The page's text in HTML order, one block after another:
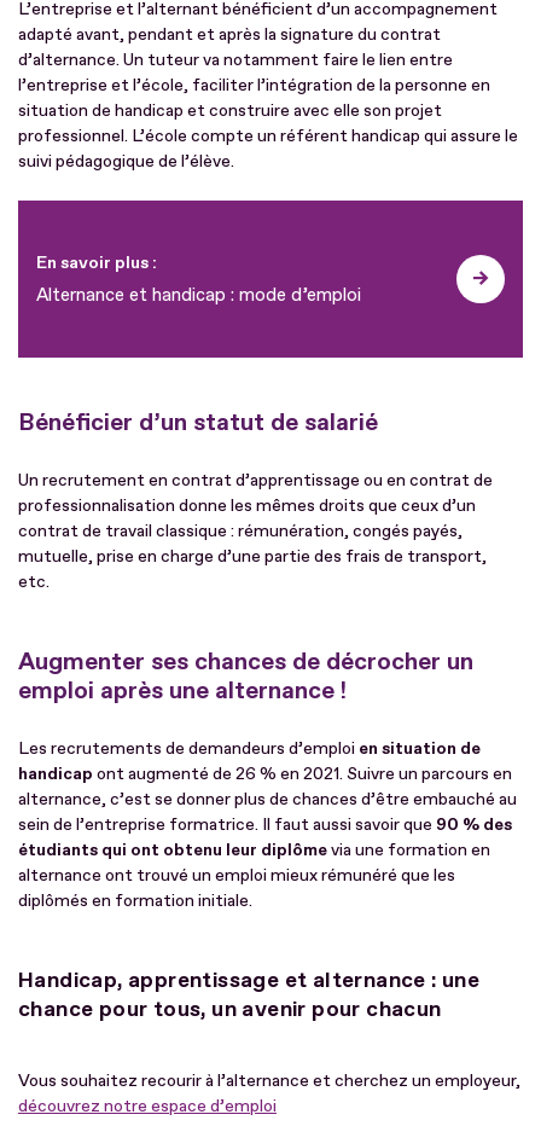
L’entreprise et l’alternant bénéficient d’un accompagnement
adapté avant, pendant et après la signature du contrat
d’alternance. Un tuteur va notamment faire le lien entre
l’entreprise et l’école, faciliter l’intégration de la personne en
situation de handicap et construire avec elle son projet
professionnel. L’école compte un référent handicap qui assure le
suivi pédagogique de l’élève.
En savoir plus :
Alternance et handicap : mode d’emploi
Bénéficier d’un statut de salarié
Un recrutement en contrat d’apprentissage ou en contrat de
professionnalisation donne les mêmes droits que ceux d’un
contrat de travail classique : rémunération, congés payés,
mutuelle, prise en charge d’une partie des frais de transport,
etc.
Augmenter ses chances de décrocher un
emploi après une alternance !
Les recrutements de demandeurs d’emploi en situation de
handicap ont augmenté de 26 % en 2021. Suivre un parcours en
alternance, c’est se donner plus de chances d’être embauché au
sein de l’entreprise formatrice. Il faut aussi savoir que 90 % des
étudiants qui ont obtenu leur diplômevia une formation en
alternance ont trouvé un emploi mieux rémunéré que les
diplômés en formation initiale.
Handicap, apprentissage et alternance : une
chance pour tous, un avenir pour chacun
Vous souhaitez recourir à l’alternance et cherchez un employeur,
découvrez notre espace d’emploi